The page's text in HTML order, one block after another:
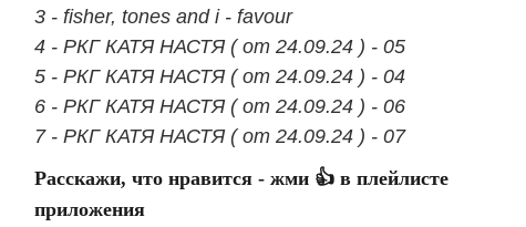
3 - fisher, tones and i - favour
4 - РКГ КАТЯ НАСТЯ ( от 24.09.24 ) - 05
5 - РКГ КАТЯ НАСТЯ ( от 24.09.24 ) - 04
6 - РКГ КАТЯ НАСТЯ ( от 24.09.24 ) - 06
7 - РКГ КАТЯ НАСТЯ ( от 24.09.24 ) - 07
Расскажи, что нравится - жми 👍 в плейлисте
приложения